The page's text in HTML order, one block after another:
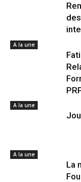
A la une
A la une
A la une
La